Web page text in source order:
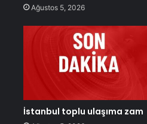
Ağustos 5, 2026
İstanbul toplu ulaşıma zam